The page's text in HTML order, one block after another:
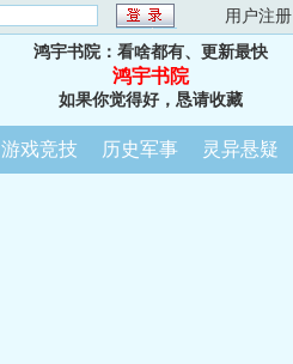
用户注册
鸿宇书院：看啥都有、更新最快
鸿宇书院
如果你觉得好，恳请收藏
游戏竞技 历史军事 灵异悬疑